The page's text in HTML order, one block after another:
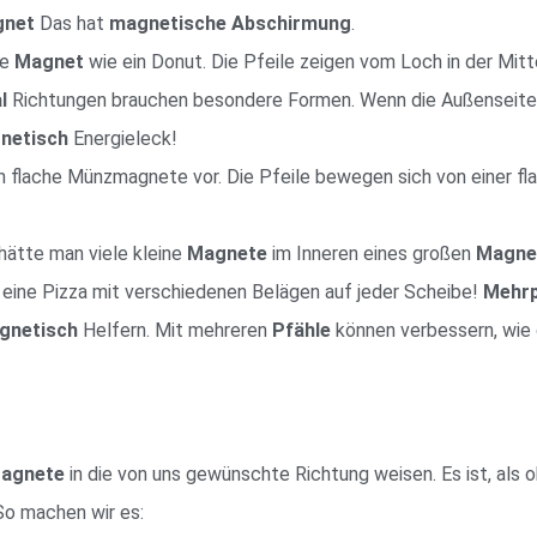
Das hat magnetische Abschirmung.
Magnet wie ein Donut. Die Pfeile zeigen vom Loch in der
Richtungen brauchen besondere Formen. Wenn die
Energieleck!
Münzmagnete vor. Die Pfeile bewegen sich von einer
man viele kleine Magnete im Inneren eines großen
Pizza mit verschiedenen Belägen auf jeder Scheibe!
Helfern. Mit mehreren Pfähle können verbessern,
in die von uns gewünschte Richtung weisen. Es ist, als
machen wir es: